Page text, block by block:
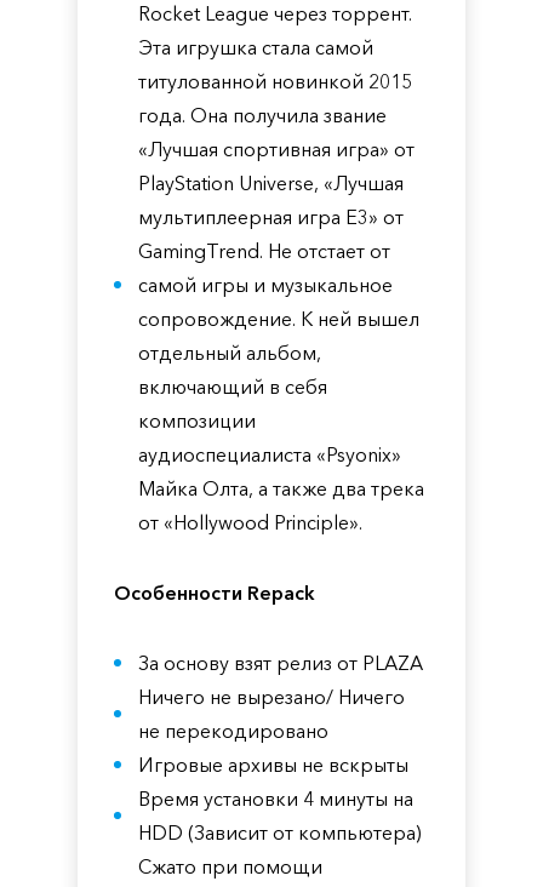
Rocket League через торрент.
Эта игрушка стала самой
титулованной новинкой 2015
года. Она получила звание
«Лучшая спортивная игра» от
PlayStation Universe, «Лучшая
мультиплеерная игра E3» от
GamingTrend. Не отстает от
самой игры и музыкальное
сопровождение. К ней вышел
отдельный альбом,
включающий в себя
композиции
аудиоспециалиста «Psyonix»
Майка Олта, а также два трека
от «Hollywood Principle».
Особенности Repack
За основу взят релиз от PLAZA
Ничего не вырезано/ Ничего
не перекодировано
Игровые архивы не вскрыты
Время установки 4 минуты на
HDD (Зависит от компьютера)
Сжато при помощи